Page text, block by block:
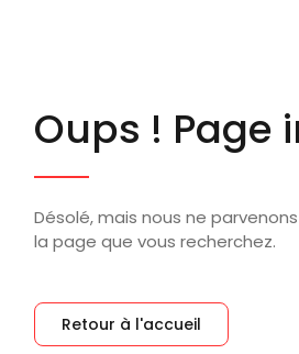
Oups ! Page
Désolé, mais nous ne
la page que vous recherchez.
Retour à l'accueil